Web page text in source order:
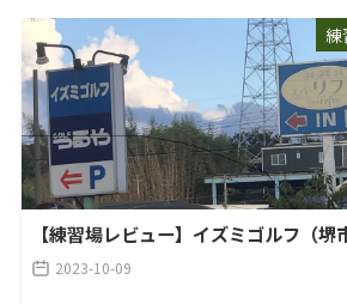
練
【練習場レビュー】イズミゴルフ（堺
2023-10-09